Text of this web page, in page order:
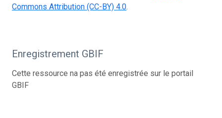
Commons Attribution (CC-BY) 4.0.
Enregistrement GBIF
Cette ressource na pas été enregistrée sur le portail
GBIF